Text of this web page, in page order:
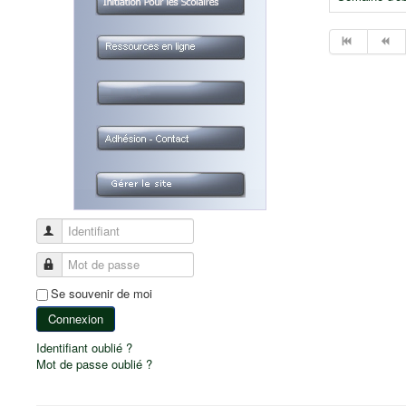
Identifiant
Mot de passe
Se souvenir de moi
Connexion
Identifiant oublié ?
Mot de passe oublié ?